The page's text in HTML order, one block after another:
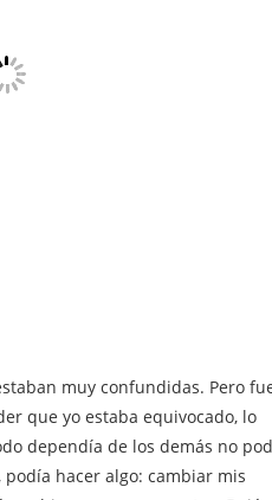
muy confundidas. Pero
que yo estaba equivocado, lo
dependía de los demás no
hacer algo: cambiar mis